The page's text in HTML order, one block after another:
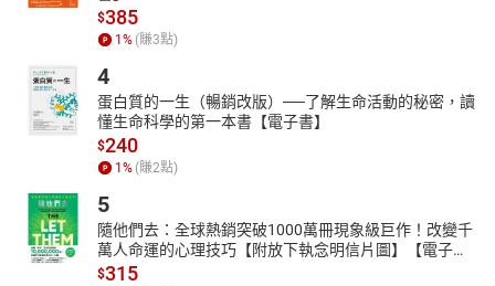
$385
1% (賺3點)
4
蛋白質的一生（暢銷改版）──了解生命活動的秘密，讀
懂生命科學的第一本書【電子書】
$240
1% (賺2點)
5
隨他們去：全球熱銷突破1000萬冊現象級巨作！改變千
萬人命運的心理技巧【附放下執念明信片圖】【電子
書】
$315